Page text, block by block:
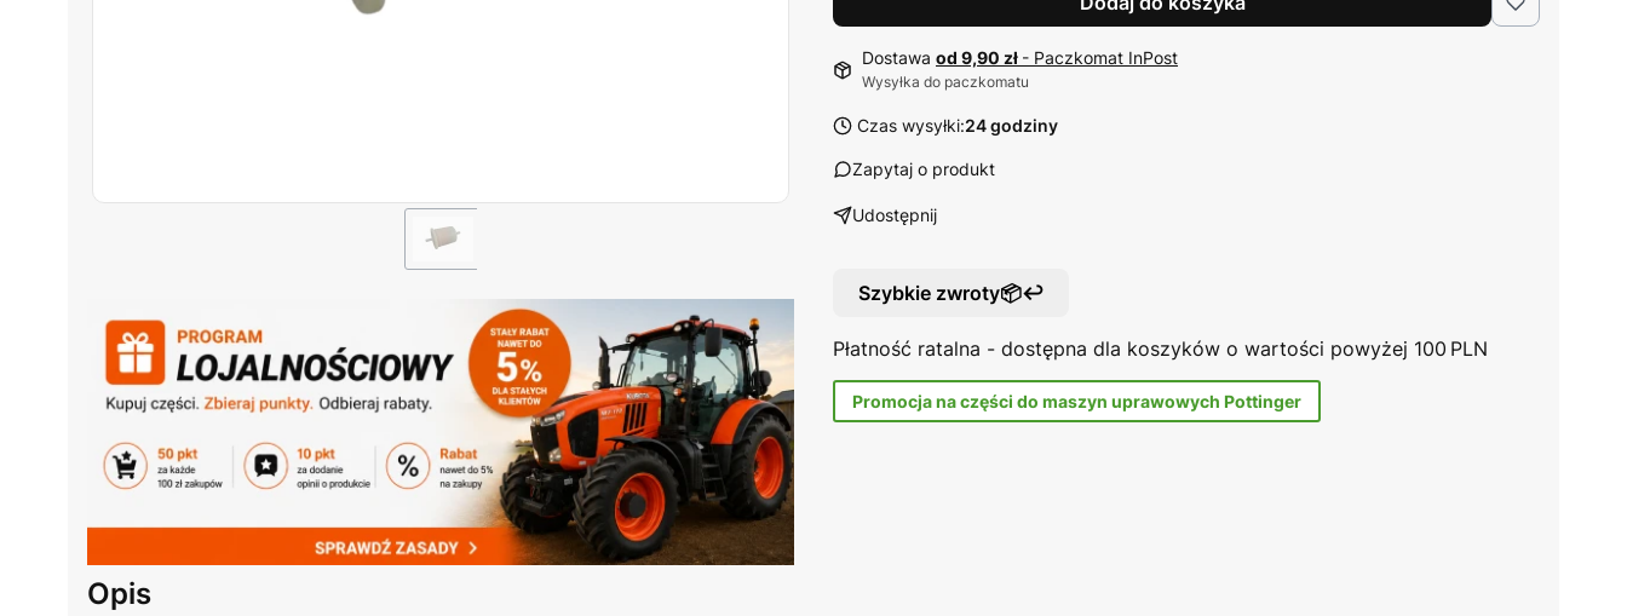
Dostawa od 9,90 zł - Paczkomat InPost
Wysyłka do paczkomatu
Czas wysyłki:24 godziny
Zapytaj o produkt
Udostępnij
Szybkie zwroty📦↩️
Płatność ratalna - dostępna dla koszyków o wartości powyżej 100 PLN
Promocja na części do maszyn uprawowych Pottinger
Opis